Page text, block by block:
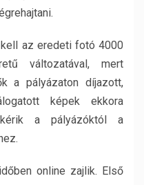
az eredeti fotó 4000
változatával, mert
a pályázaton díjazott,
képek ekkora
a pályázóktól a
online zajlik. Első